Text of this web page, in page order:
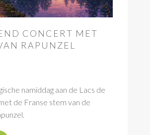
CONCERT MET
RAPUNZEL
namiddag aan de Lacs de
de Franse stem van de